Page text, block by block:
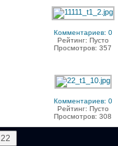
Комментариев: 0
Рейтинг: Пусто
Просмотров: 357
Комментариев: 0
Рейтинг: Пусто
Просмотров: 308
22